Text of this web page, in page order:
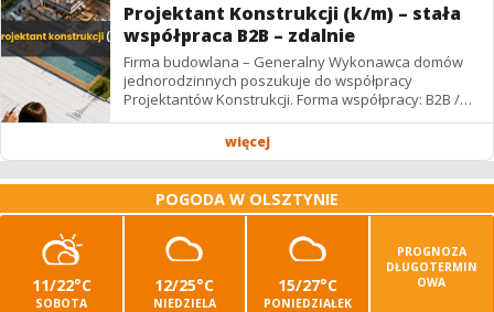
Projektant Konstrukcji (k/m) – stała
współpraca B2B – zdalnie
Firma budowlana – Generalny Wykonawca domów
jednorodzinnych poszukuje do współpracy
Projektantów Konstrukcji. Forma współpracy: B2B /
podwykonawstwo – zdalnie. Wynagrodzenie: ✔
więcej
POGODA W OLSZTYNIE
11/22°C
SOBOTA
12/25°C
NIEDZIELA
15/27°C
PONIEDZIAŁEK
PROGNOZA
DŁUGOTERMIN
OWA